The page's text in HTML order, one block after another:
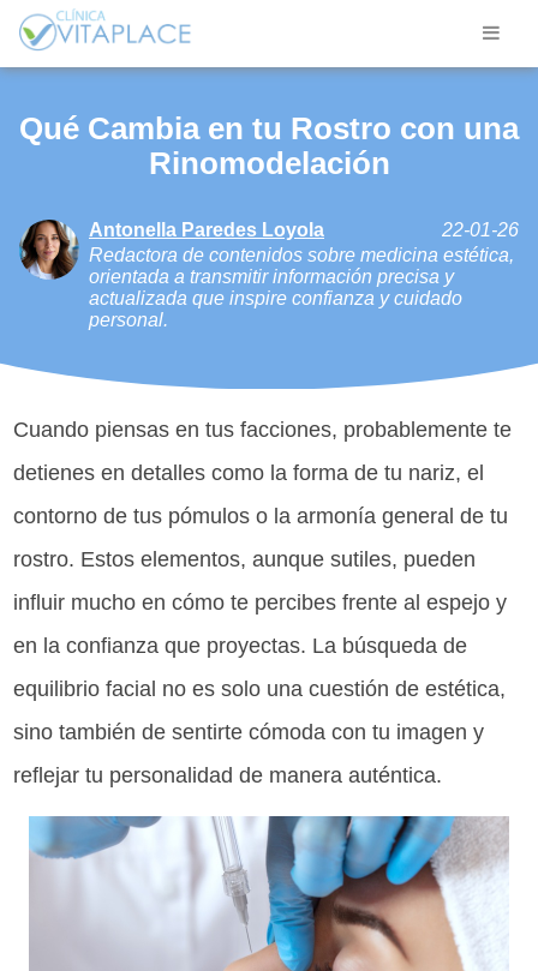
Qué Cambia en tu Rostro con una
Rinomodelación
Antonella Paredes Loyola
22-01-26
Redactora de contenidos sobre medicina estética,
orientada a transmitir información precisa y
actualizada que inspire confianza y cuidado
personal.
Cuando piensas en tus facciones, probablemente te
detienes en detalles como la forma de tu nariz, el
contorno de tus pómulos o la armonía general de tu
rostro. Estos elementos, aunque sutiles, pueden
influir mucho en cómo te percibes frente al espejo y
en la confianza que proyectas. La búsqueda de
equilibrio facial no es solo una cuestión de estética,
sino también de sentirte cómoda con tu imagen y
reflejar tu personalidad de manera auténtica.